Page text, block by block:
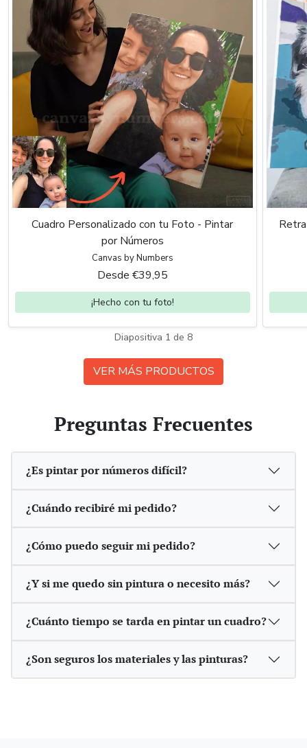
Cuadro Personalizado con tu Foto - Pintar
por Números
Canvas by Numbers
Desde €39,95
¡Hecho con tu foto!
Diapositiva 1 de 8
VER MÁS PRODUCTOS
Preguntas Frecuentes
¿Es pintar por números difícil?
¿Cuándo recibiré mi pedido?
¿Cómo puedo seguir mi pedido?
¿Y si me quedo sin pintura o necesito más?
¿Cuánto tiempo se tarda en pintar un cuadro?
¿Son seguros los materiales y las pinturas?